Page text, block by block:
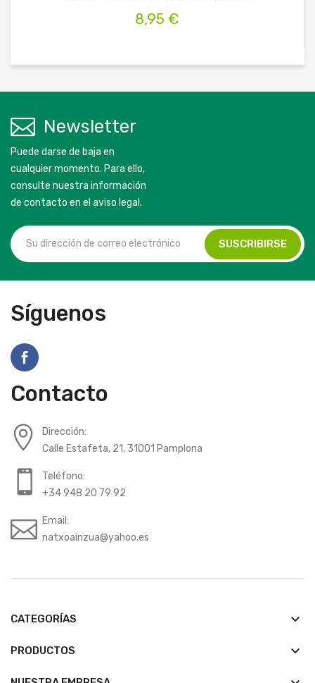
8,95 €
Newsletter
Puede darse de baja en
cualquier momento. Para ello,
consulte nuestra información
de contacto en el aviso legal.
Síguenos
Contacto
Dirección:
Calle Estafeta, 21, 31001 Pamplona
Teléfono:
+34 948 20 79 92
Email:
natxoainzua@yahoo.es
CATEGORÍAS keyboard_arrow_down
PRODUCTOS keyboard_arrow_down